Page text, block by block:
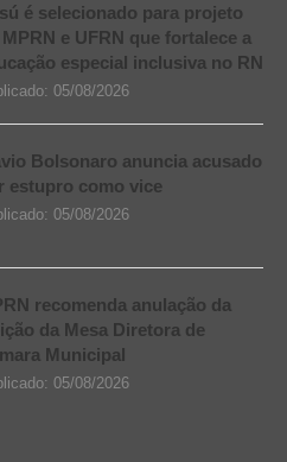
é selecionado para projeto
e UFRN que fortalece a
especial inclusiva no RN
05/08/2026
Bolsonaro anuncia acusado
estupro como vice
05/08/2026
recomenda anulação da
da Mesa Diretora de
Municipal
05/08/2026